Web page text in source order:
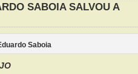
SABOIA SALVOU A
Saboia